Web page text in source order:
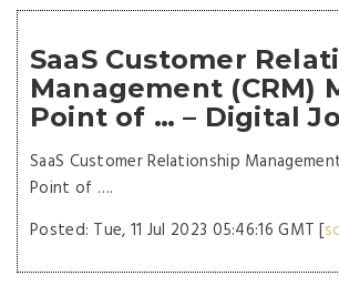
SaaS Customer
Management (CRM)
Point of … – Digital
SaaS Customer Relationship
Point of ….
Posted: Tue, 11 Jul 2023 05:46:16 GMT [